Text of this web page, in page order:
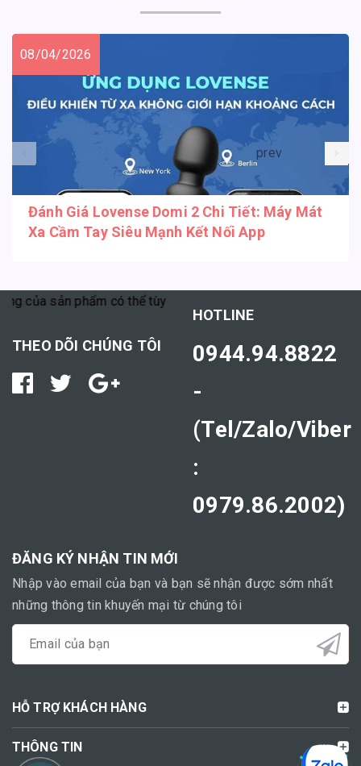
08/04/2026
Đánh Giá Lovense Domi 2 Chi Tiết: Máy Mát
Xa Cầm Tay Siêu Mạnh Kết Nối App
prev
của sản phẩm có thể tùy thuộc vào cơ địa mỗi người."
THEO DÕI CHÚNG TÔI
HOTLINE
0944.94.8822
-
(Tel/Zalo/Viber
:
0979.86.2002)
ĐĂNG KÝ NHẬN TIN MỚI
Nhập vào email của bạn và bạn sẽ nhận được sớm nhất
những thông tin khuyến mại từ chúng tôi
HỖ TRỢ KHÁCH HÀNG
THÔNG TIN